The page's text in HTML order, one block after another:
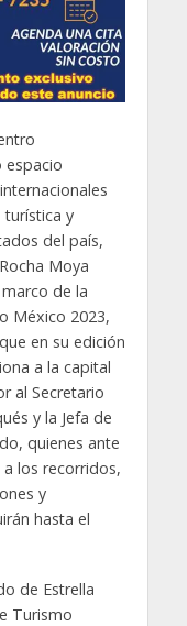
espacio
y
del país,
Moya
de la
México 2023,
en su edición
a la capital
al Secretario
y la Jefa de
quienes ante
los recorridos,
y
hasta el
de Estrella
Turismo